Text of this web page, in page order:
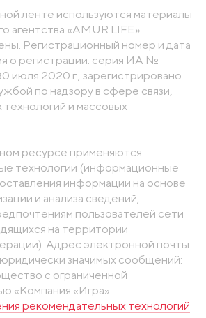
ленте используются материалы
агентства «AMUR.LIFE».
Регистрационный номер и дата
о регистрации: серия ИА №
июля 2020 г., зарегистрировано
по надзору в сфере связи,
и массовых
ресурсе применяются
технологии (информационные
информации на основе
и анализа сведений,
пользователей сети
на территории
Адрес электронной почты
значимых сообщений:
с ограниченной
«Компания «Игра».
рекомендательных технологий